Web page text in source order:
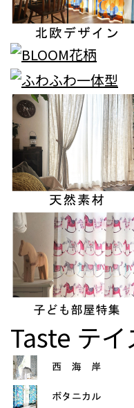
Taste テイ